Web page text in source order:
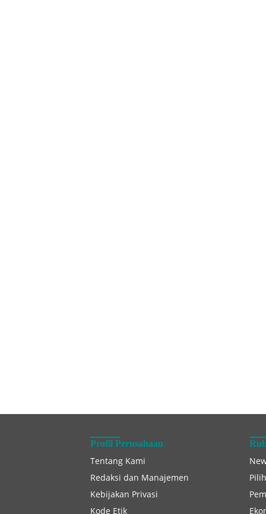
Profil Perusahaan
Tentang Kami
Redaksi dan Manajemen
Kebijakan Privasi
Kode Etik